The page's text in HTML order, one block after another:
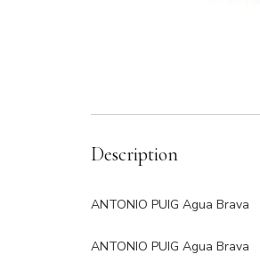
Description
ANTONIO PUIG Agua Brava
ANTONIO PUIG Agua Brava